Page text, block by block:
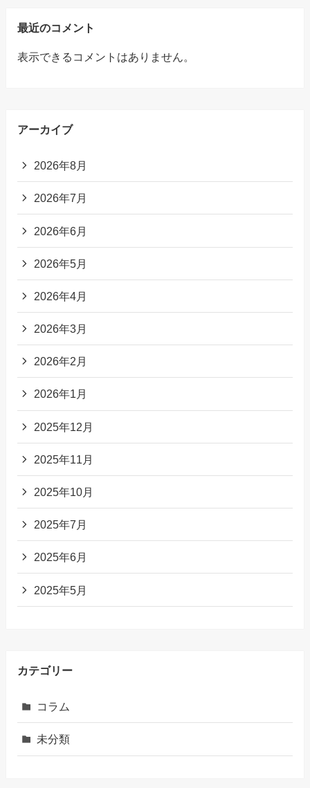
最近のコメント
表示できるコメントはありません。
アーカイブ
2026年8月
2026年7月
2026年6月
2026年5月
2026年4月
2026年3月
2026年2月
2026年1月
2025年12月
2025年11月
2025年10月
2025年7月
2025年6月
2025年5月
カテゴリー
コラム
未分類